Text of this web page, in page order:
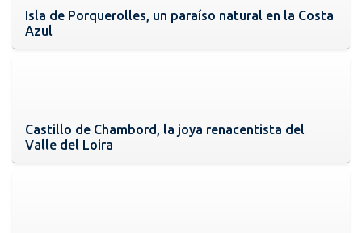
Isla de Porquerolles, un paraíso natural en la Costa
Azul
Castillo de Chambord, la joya renacentista del
Valle del Loira